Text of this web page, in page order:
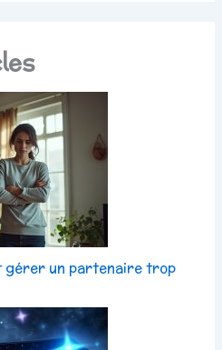
gérer un partenaire trop